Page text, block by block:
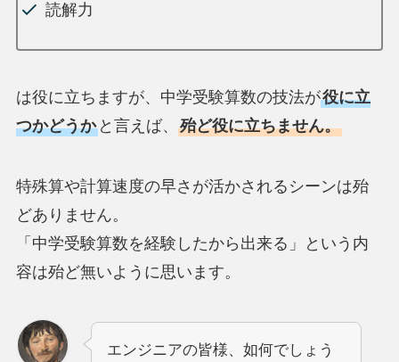
読解力
は役に立ちますが、中学受験算数の技法が役に立
つかどうかと言えば、 殆ど役に立ちません。
特殊算や計算速度の早さが活かされるシーンは殆
どありません。
「中学受験算数を経験したから出来る」という内
容は殆ど無いように思います。
エンジニアの皆様、如何でしょう